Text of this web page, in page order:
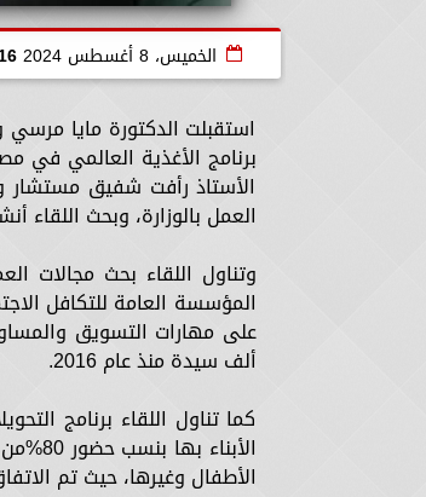
الخميس، 8 أغسطس 2024
استقبلت الدكتورة مايا مرسي
الأستاذ رأفت شفيق مستشار
العمل بالوزارة، وبحث اللقاء
ألف سيدة منذ عام 2016.
كما تناول اللقاء برنامج
الأطفال وغيرها، حيث تم